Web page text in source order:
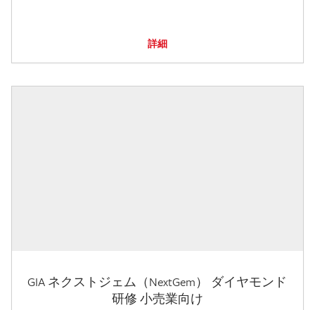
詳細
GIA ネクストジェム（NextGem） ダイヤモンド
研修 小売業向け